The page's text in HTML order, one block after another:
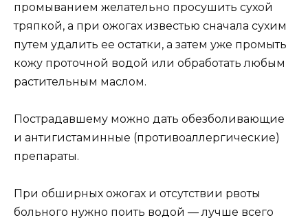
промыванием желательно просушить сухой
тряпкой, а при ожогах известью сначала сухим
путем удалить ее остатки, а затем уже промыть
кожу проточной водой или обработать любым
растительным маслом.
Пострадавшему можно дать обезболивающие
и антигистаминные (противоаллергические)
препараты.
При обширных ожогах и отсутствии рвоты
больного нужно поить водой — лучше всего